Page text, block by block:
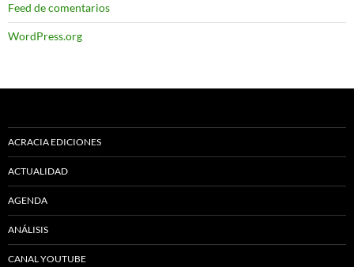
Feed de comentarios
WordPress.org
ACRACIA EDICIONES
ACTUALIDAD
AGENDA
ANÁLISIS
CANAL YOUTUBE